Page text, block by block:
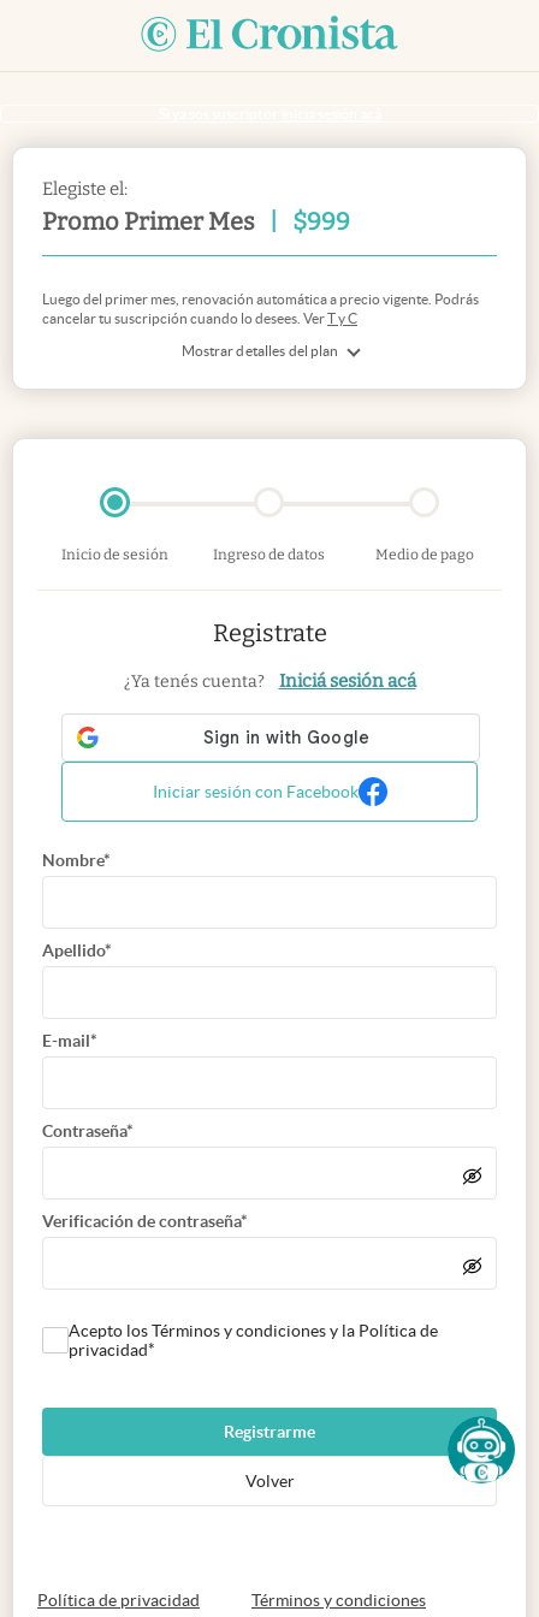
Elegiste el:
Promo Primer Mes $999
Mostrar detalles del plan
Luego del primer mes, renovación automática a precio vigente. Podrás
cancelar tu suscripción cuando lo desees. VerT y C
Inicio de sesión Ingreso de datos Medio de pago
Registrate
¿Ya tenés cuenta? Iniciá sesión acá
Iniciar sesión con Facebook
Nombre*
Apellido*
E-mail*
Contraseña*
Verificación de contraseña*
Acepto los Términos y condiciones y la Política de
privacidad*
Registrarme
Volver
Política de privacidad abre en nueva pestaña
Términos y condicionesabre en nueva